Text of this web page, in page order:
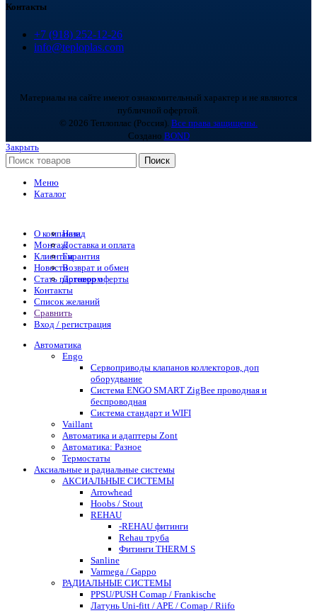
Контакты
+7 (918) 252-12-26
info@teploplas.com
Материалы на сайте имеют ознакомительный характер и не являются
публичной офертой.
© 2026 Теплоплас (Россия). Все права защищены.
Создано BOND
Закрыть
Поиск
Меню
Каталог
О компании
Монтаж
Клиентам
Назад
Доставка и оплата
Гарантия
Возврат и обмен
Договор оферты
Новости
Стать партнером
Контакты
Список желаний
Сравнить
Вход / регистрация
Автоматика
Engo
Сервоприводы клапанов коллекторов, доп
оборудвание
Система ENGO SMART ZigBee проводная и
беспроводная
Система стандарт и WIFI
Vaillant
Автоматика и адаптеры Zont
Автоматика: Разное
Термостаты
Аксиальные и радиальные системы
АКСИАЛЬНЫЕ СИСТЕМЫ
Arrowhead
Hoobs / Stout
REHAU
-REHAU фитинги
Rehau труба
Фитинги THERM S
Sanline
Varmega / Gappo
РАДИАЛЬНЫЕ СИСТЕМЫ
PPSU/PUSH Comap / Frankische
Латунь Uni-fitt / APE / Comap / Riifo